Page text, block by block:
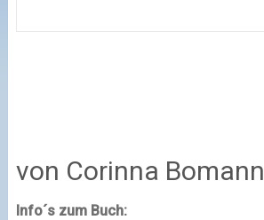
von Corinna Bomann
Info´s zum Buch: